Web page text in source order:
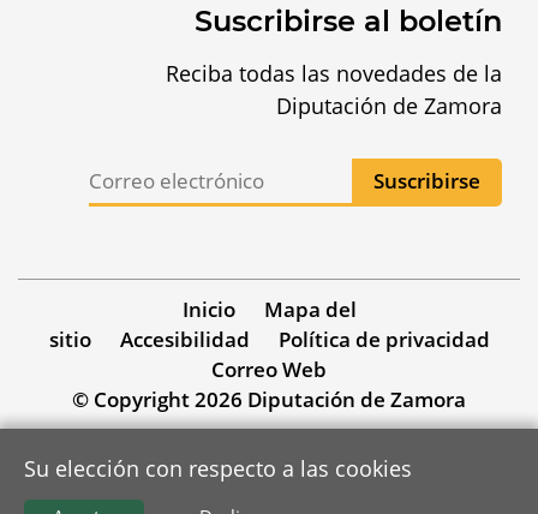
Suscribirse al boletín
Reciba todas las novedades de la
Diputación de Zamora
Inicio
Mapa del
sitio
Accesibilidad
Política de privacidad
Correo Web
© Copyright 2026 Diputación de Zamora
Su elección con respecto a las cookies